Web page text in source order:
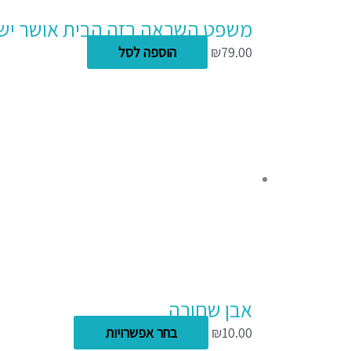
משפט השראה בזה הבית אושר
₪79.00 הוספה לסל
אבן שחורה
₪10.00 בחר אפשרויות